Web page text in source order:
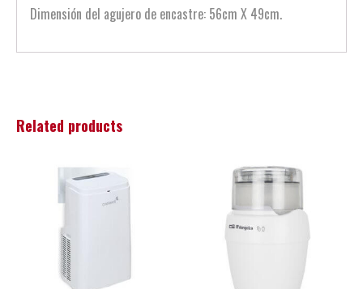
Dimensión del agujero de encastre: 56cm X 49cm.
Related products